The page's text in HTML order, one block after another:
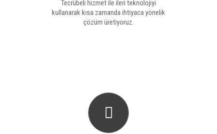
Tecrübeli hizmet ile ileri teknolojiyi
kullanarak kısa zamanda ihtiyaca yönelik
çözüm üretiyoruz.